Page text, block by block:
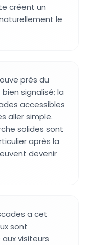
créent un
le
près du
signalisé; la
accessibles
aller simple.
solides sont
après la
devenir
a cet
sont
visiteurs